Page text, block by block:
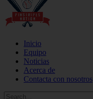
Inicio
Equipo
Noticias
Acerca de
Contacta con nosotros